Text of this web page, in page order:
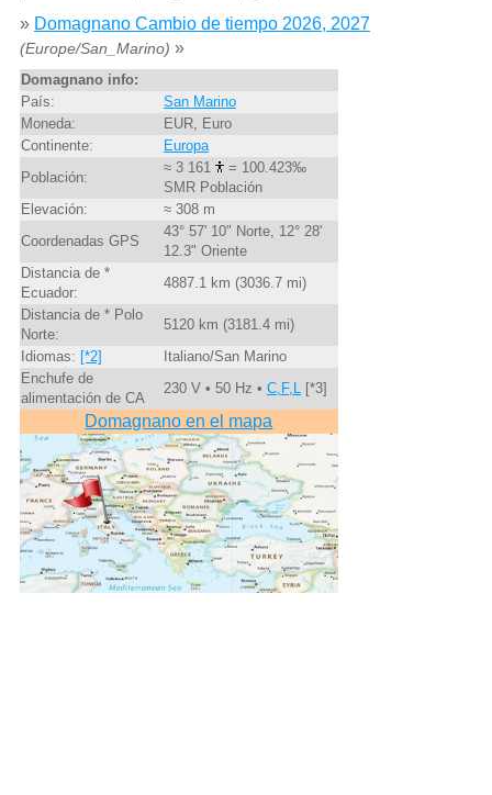
» Domagnano Cambio de tiempo 2026, 2027
(Europe/San_Marino) »
Domagnano info:
País:
San Marino
Moneda:
EUR, Euro
Continente:
Europa
Población:
≈ 3 161
= 100.423‰
SMR Población
Elevación:
≈ 308 m
Coordenadas GPS
43° 57' 10" Norte, 12° 28'
12.3" Oriente
Distancia de *
Ecuador:
4887.1 km (3036.7 mi)
Distancia de * Polo
Norte:
5120 km (3181.4 mi)
Idiomas: [*2]
Italiano/San Marino
Enchufe de
alimentación de CA
230 V • 50 Hz • C,F,L[*3]
Domagnano en el mapa